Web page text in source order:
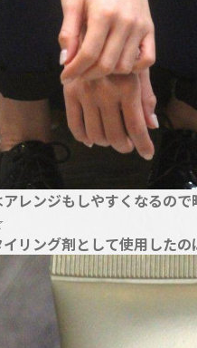
アレンジもしやすくなるの
リング剤として使用した